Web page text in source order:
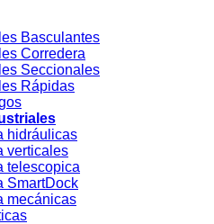
Basculantes
Corredera
Seccionales
Rápidas
hidráulicas
verticales
telescopica
SmartDock
mecánicas